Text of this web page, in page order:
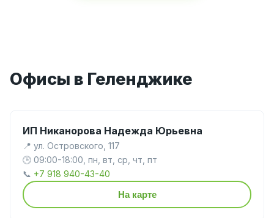
Офисы в Геленджике
ИП Никанорова Надежда Юрьевна
📍 ул. Островского, 117
🕒 09:00-18:00, пн, вт, ср, чт, пт
📞 +7 918 940-43-40
На карте